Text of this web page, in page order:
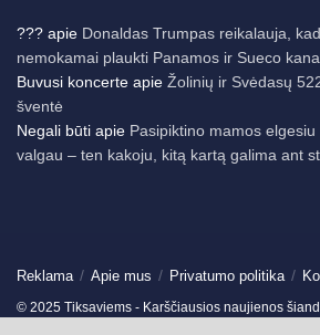
??? apie Donaldas Trumpas reikalauja,
nemokamai plaukti Panamos ir Sueco
Buvusi koncerte apie Žolinių ir Svėdasų
šventė
Negali būti apie Pasipiktino mamos
valgau – ten kakoju, kitą kartą galima ant
Reklama Apie mus Privatumo politika
© 2025 Tiksaviems - Karščiausios naujienos